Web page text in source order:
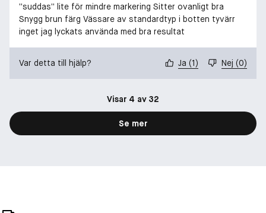
”suddas” lite för mindre markering Sitter ovanligt bra
Snygg brun färg Vässare av standardtyp i botten tyvärr
inget jag lyckats använda med bra resultat
Var detta till hjälp? Ja (1) Nej (0)
Visar 4 av 32
Se mer